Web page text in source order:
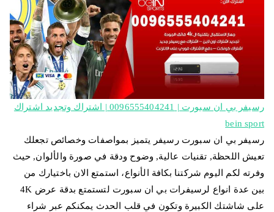
رسيفر بي ان سبورت | 0096555404241 | اشتراك وتجديد اشتراك
bein sport
رسيفر بي ان سبورت رسيفر يتميز بمواصفات وخصائص تجعلك
تعيش اللحظة, تقنيات عالية, وضوح ودقة في صورة والألوان, حيث
وفرته لكم اليوم شركتنا بكافة الأنواع، استمتع الان باختيارك من
بين عدة انواع لرسيفرات بي ان سبورت لتستمتع بدقة عرض 4K
على شاشتك الكبيرة وتكون في قلب الحدث يمكنكم عبر شراء